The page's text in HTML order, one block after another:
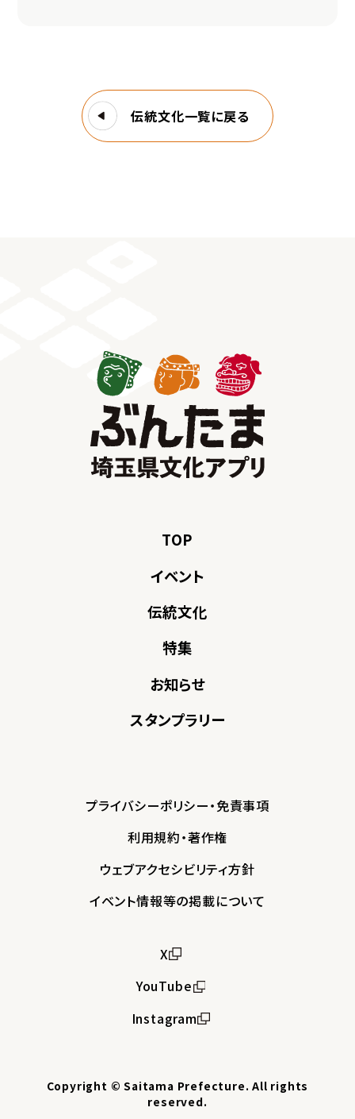
伝統文化一覧に戻る
TOP
イベント
伝統文化
特集
お知らせ
スタンプラリー
プライバシーポリシー・免責事項
利用規約・著作権
ウェブアクセシビリティ方針
イベント情報等の掲載について
X
YouTube
Instagram
Copyright © Saitama Prefecture. All rights
reserved.